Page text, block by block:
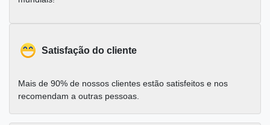
Satisfação do cliente
Mais de 90% de nossos clientes estão satisfeitos e nos
recomendam a outras pessoas.